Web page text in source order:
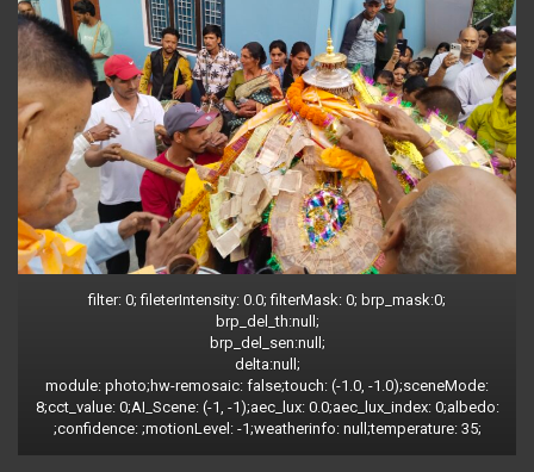
filter: 0; fileterIntensity: 0.0; filterMask: 0; brp_mask:0;
brp_del_th:null;
brp_del_sen:null;
delta:null;
module: photo;hw-remosaic: false;touch: (-1.0, -1.0);sceneMode:
8;cct_value: 0;AI_Scene: (-1, -1);aec_lux: 0.0;aec_lux_index: 0;albedo:
;confidence: ;motionLevel: -1;weatherinfo: null;temperature: 35;